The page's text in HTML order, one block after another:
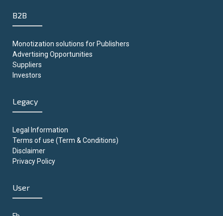
B2B
Monotization solutions for Publishers
Advertising Opportunities
Suppliers
Investors
Legacy
Legal Information
Terms of use (Term & Conditions)
Disclaimer
Privacy Policy
User